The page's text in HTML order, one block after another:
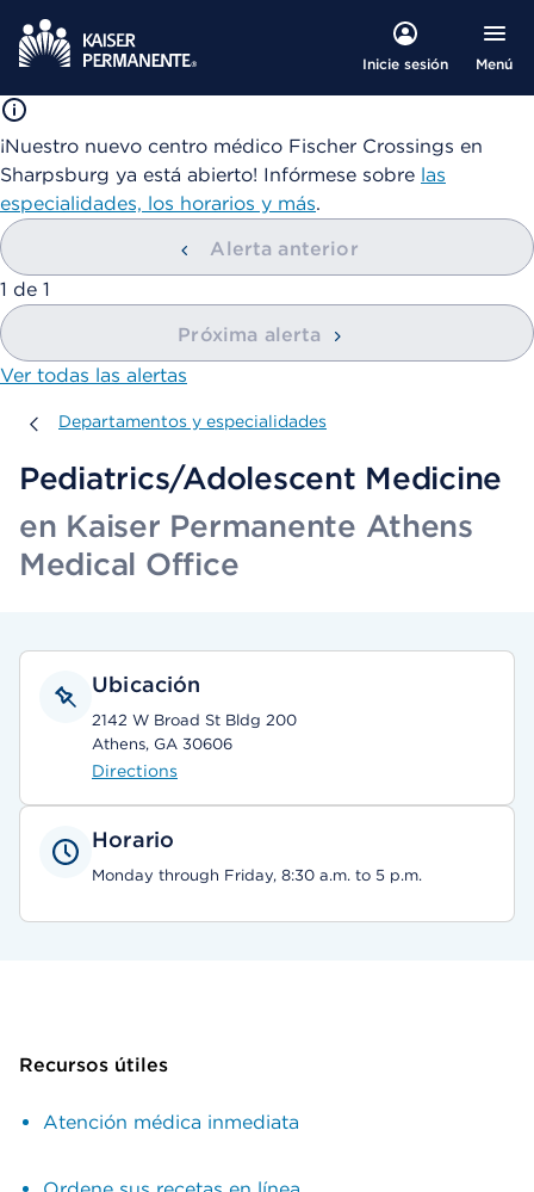
Inicie sesión Menú
¡Nuestro nuevo centro médico Fischer Crossings en
Sharpsburg ya está abierto! Infórmese sobre las
especialidades, los horarios y más.
Alerta anterior
mostrando
1 de 1
Próxima alerta
Ver todas las alertas
Departamentos y especialidades
Departamentos y especialidades
Pediatrics/Adolescent Medicine
en Kaiser Permanente Athens
Medical Office
Ubicación
2142 W Broad St Bldg 200
Athens, GA 30606
Directions
Horario
Monday through Friday, 8:30 a.m. to 5 p.m.
Recursos útiles
Atención médica inmediata